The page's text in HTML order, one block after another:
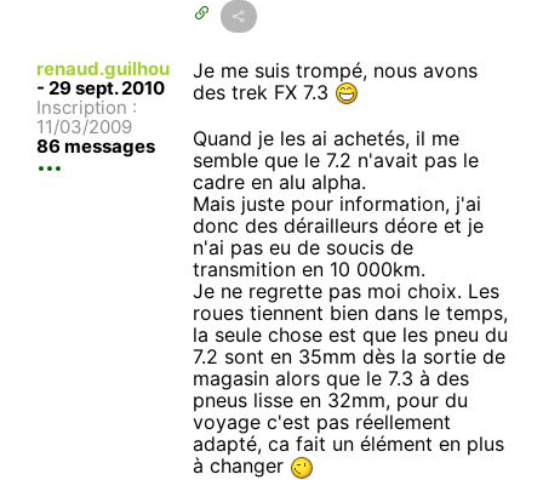
renaud.guilhou
- 29 sept. 2010
Inscription :
11/03/2009
86 messages
Je me suis trompé, nous avons
des trek FX 7.3
Quand je les ai achetés, il me
semble que le 7.2 n'avait pas le
cadre en alu alpha.
Mais juste pour information, j'ai
donc des dérailleurs déore et je
n'ai pas eu de soucis de
transmition en 10 000km.
Je ne regrette pas moi choix. Les
roues tiennent bien dans le temps,
la seule chose est que les pneu du
7.2 sont en 35mm dès la sortie de
magasin alors que le 7.3 à des
pneus lisse en 32mm, pour du
voyage c'est pas réellement
adapté, ca fait un élément en plus
à changer